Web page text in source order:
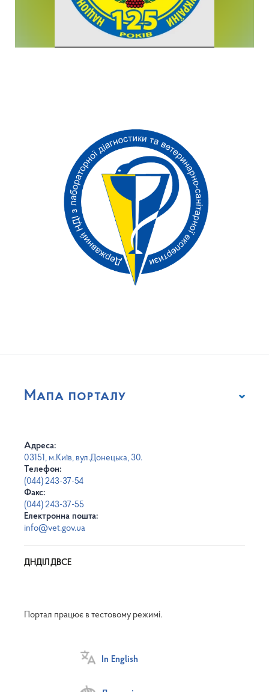
Мапа порталу
Адреса:
03151, м.Київ, вул.Донецька, 30.
Телефон:
(044) 243-37-54
Факс:
(044) 243-37-55
Електронна пошта:
info@vet.gov.ua
ДНДІЛДВСЕ
Портал працює в тестовому режимі.
In English